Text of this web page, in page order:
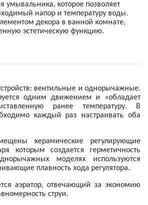
умывальника, которое позволяет
напор и температуру воды.
декора в ванной комнате,
эстетическую функцию.
вентильные и однорычажные.
одним движением и «обладает
ранее температуру. В
каждый раз настраивать оба
керамические регулирующие
которым создается герметичность
моделях используются
плавность хода регулятора.
аэратор, отвечающий за экономию
струи.